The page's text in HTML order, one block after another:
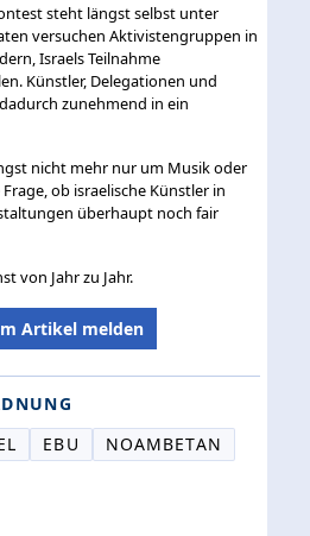
steht längst selbst unter
versuchen Aktivistengruppen in
Israels Teilnahme
Künstler, Delegationen und
zunehmend in ein
nicht mehr nur um Musik oder
ob israelische Künstler in
überhaupt noch fair
von Jahr zu Jahr.
Artikel melden
EBU
NOAMBETAN